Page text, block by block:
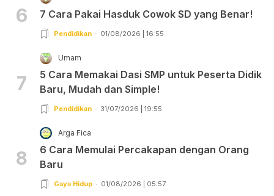
6 7 Cara Pakai Hasduk Cowok SD yang Benar!
Pendidikan 01/08/2026 | 16:55
7
Umam
5 Cara Memakai Dasi SMP untuk Peserta Didik
Baru, Mudah dan Simple!
Pendidikan 31/07/2026 | 19:55
8
Arga Fica
6 Cara Memulai Percakapan dengan Orang
Baru
Gaya Hidup 01/08/2026 | 05:57